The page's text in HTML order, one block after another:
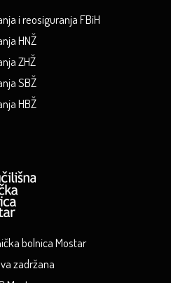
i reosiguranja FBiH
HNŽ
ZHŽ
SBŽ
HBŽ
bolnica Mostar
zadržana